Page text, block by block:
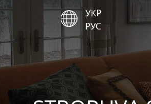
УКР
РУС